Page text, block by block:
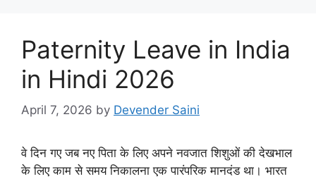
Paternity Leave in India
in Hindi 2026
April 7, 2026 by Devender Saini
वे दिन गए जब नए पिता के लिए अपने नवजात शिशुओं की देखभाल
के लिए काम से समय निकालना एक पारंपरिक मानदंड था। भारत